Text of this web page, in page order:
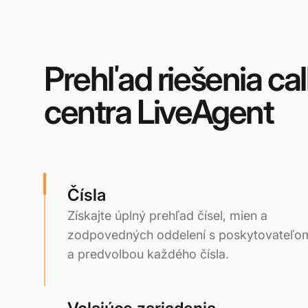
Prehľad riešenia
centra LiveAgent
Čísla
Získajte úplný prehľad čísel, mien a
zodpovedných oddelení s
a predvolbou každého čísla.